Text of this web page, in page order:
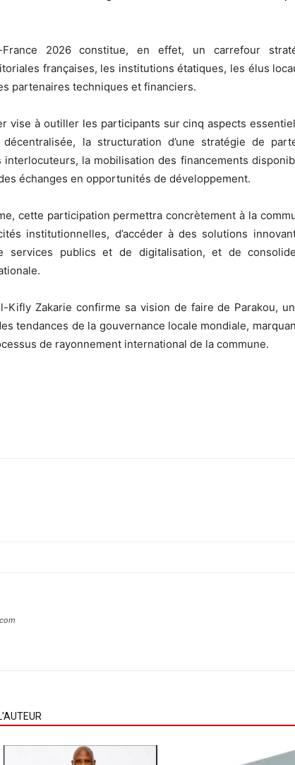
2026 constitue, en effet, un carrefour
françaises, les institutions étatiques, les élus
partenaires techniques et financiers.
vise à outiller les participants sur cinq aspects
la structuration d’une stratégie de
interlocuteurs, la mobilisation des financements
échanges en opportunités de développement.
cette participation permettra concrètement à la
institutionnelles, d’accéder à des solutions
services publics et de digitalisation, et de
Kifly Zakarie confirme sa vision de faire de Parakou,
tendances de la gouvernance locale mondiale,
de rayonnement international de la commune.